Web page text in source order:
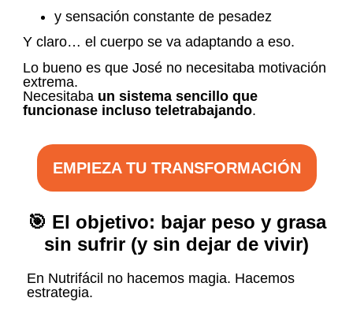
y sensación constante de pesadez
Y claro… el cuerpo se va adaptando a eso.
Lo bueno es que José no necesitaba motivación
extrema.
Necesitaba un sistema sencillo que
funcionase incluso teletrabajando.
EMPIEZA TU TRANSFORMACIÓN
🎯 El objetivo: bajar peso y grasa
sin sufrir (y sin dejar de vivir)
En Nutrifácil no hacemos magia. Hacemos
estrategia.